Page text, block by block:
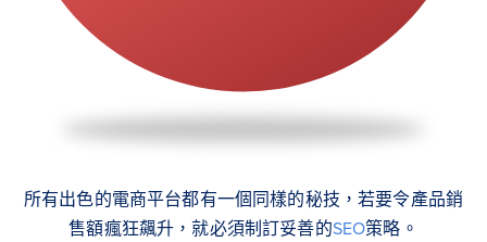
所有出色的電商平台都有一個同樣的秘技，若要令產品銷
售額瘋狂飆升，就必須制訂妥善的SEO策略。